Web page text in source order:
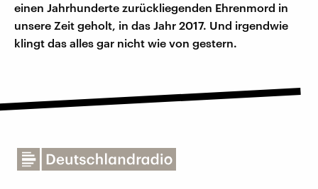
einen Jahrhunderte zurückliegenden Ehrenmord in
unsere Zeit geholt, in das Jahr 2017. Und irgendwie
klingt das alles gar nicht wie von gestern.